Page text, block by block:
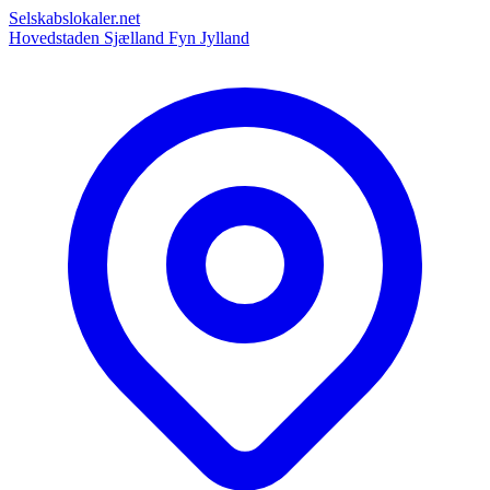
Selskabslokaler.net
Hovedstaden Sjælland Fyn Jylland